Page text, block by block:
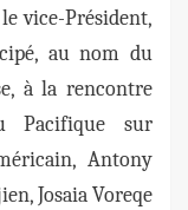
vice-Président,
au nom du
à la rencontre
Pacifique sur
Antony
Josaia Voreqe